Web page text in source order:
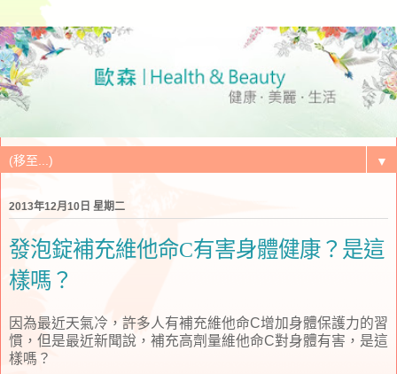
▼
2013年12月10日 星期二
發泡錠補充維他命C有害身體健康？是這
樣嗎？
因為最近天氣冷，許多人有補充維他命C增加身體保護力的習
慣，但是最近新聞說，補充高劑量維他命C對身體有害，是這
樣嗎？